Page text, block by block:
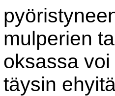
mulperien
oksassa
täysin